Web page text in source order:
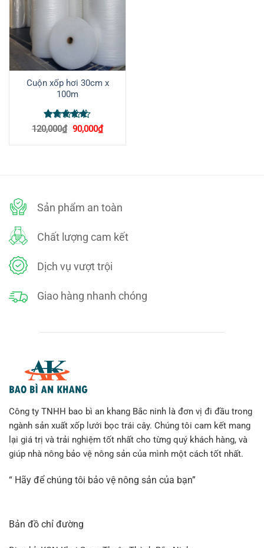
Cuộn xốp hơi 30cm x
100m
Được xếp
hạng5
sao
120,000₫ Giá
là:
90,000₫Giá
hiện
tại
Sản phẩm an toàn
Chất lượng cam kết
Dịch vụ vượt trội
Giao hàng nhanh chóng
Công ty TNHH bao bì an khang Bắc ninh là đơn vị đi đầu trong
ngành sản xuất xốp lưới bọc trái cây. Chúng tôi cam kết mang
lại giá trị và trải nghiệm tốt nhất cho từng quý khách hàng, và
giúp nhà nông bảo vệ nông sản của mình một cách tốt nhất.
“ Hãy để chúng tôi bảo vệ nông sản của bạn”
Bản đồ chỉ đường